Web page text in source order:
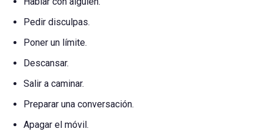
Pedir disculpas.
Poner un límite.
Descansar.
Salir a caminar.
Preparar una conversación.
Apagar el móvil.